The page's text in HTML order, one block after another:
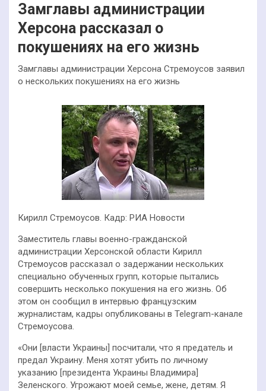
Замглавы администрации
Херсона рассказал о
покушениях на его жизнь
Замглавы администрации Херсона Стремоусов заявил
о нескольких покушениях на его жизнь
Кирилл Стремоусов. Кадр: РИА Новости
Заместитель главы военно-гражданской
администрации Херсонской области Кирилл
Стремоусов рассказал о задержании нескольких
специально обученных групп, которые пытались
совершить несколько покушения на его жизнь. Об
этом он сообщил в интервью французским
журналистам, кадры опубликованы в Telegram-канале
Стремоусова.
«Они [власти Украины] посчитали, что я предатель и
предал Украину. Меня хотят убить по личному
указанию [президента Украины Владимира]
Зеленского. Угрожают моей семье, жене, детям. Я